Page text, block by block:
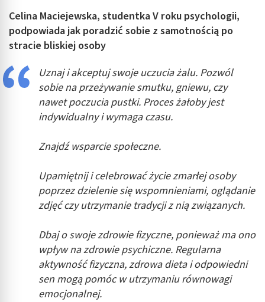
Celina Maciejewska, studentka V roku psychologii,
podpowiada jak poradzić sobie z samotnością po
stracie bliskiej osoby
Uznaj i akceptuj swoje uczucia żalu. Pozwól
sobie na przeżywanie smutku, gniewu, czy
nawet poczucia pustki. Proces żałoby jest
indywidualny i wymaga czasu.
Znajdź wsparcie społeczne.
Upamiętnij i celebrować życie zmarłej osoby
poprzez dzielenie się wspomnieniami, oglądanie
zdjęć czy utrzymanie tradycji z nią związanych.
Dbaj o swoje zdrowie fizyczne, ponieważ ma ono
wpływ na zdrowie psychiczne. Regularna
aktywność fizyczna, zdrowa dieta i odpowiedni
sen mogą pomóc w utrzymaniu równowagi
emocjonalnej.